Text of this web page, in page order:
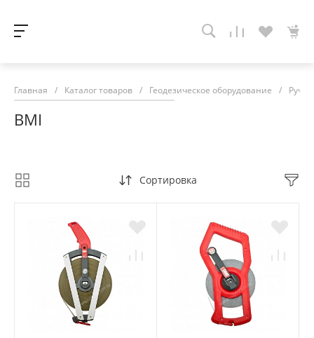
Главная / Каталог товаров / Геодезическое оборудование /
BMI
Сортировка